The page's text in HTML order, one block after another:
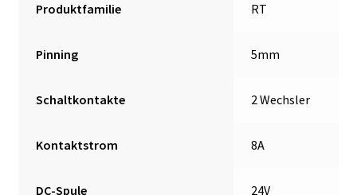
Produktfamilie RT
Pinning 5mm
Schaltkontakte 2 Wechsler
Kontaktstrom 8A
DC-Spule 24V